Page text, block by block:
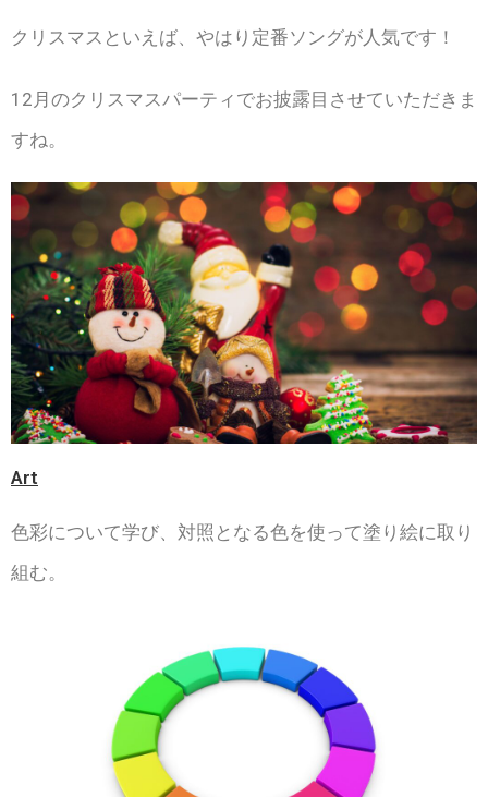
クリスマスといえば、やはり定番ソングが人気です！
12月のクリスマスパーティでお披露目させていただきま
すね。
Art
色彩について学び、対照となる色を使って塗り絵に取り
組む。